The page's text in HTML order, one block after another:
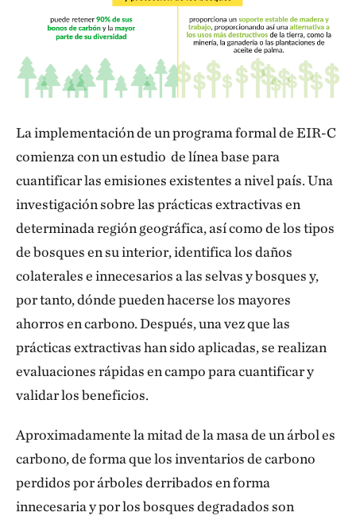
La implementación de un programa formal de EIR-C
comienza con un estudio de línea base para
cuantificar las emisiones existentes a nivel país. Una
investigación sobre las prácticas extractivas en
determinada región geográfica, así como de los tipos
de bosques en su interior, identifica los daños
colaterales e innecesarios a las selvas y bosques y,
por tanto, dónde pueden hacerse los mayores
ahorros en carbono. Después, una vez que las
prácticas extractivas han sido aplicadas, se realizan
evaluaciones rápidas en campo para cuantificar y
validar los beneficios.
Aproximadamente la mitad de la masa de un árbol es
carbono, de forma que los inventarios de carbono
perdidos por árboles derribados en forma
innecesaria y por los bosques degradados son